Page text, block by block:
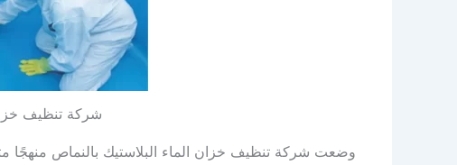
شركة تنظيف
وضعت شركة تنظيف خزان الماء البلاستيك بالنماص منهجًا